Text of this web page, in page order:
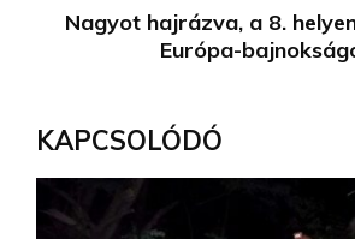
Nagyot hajrázva, a 8.
Európa-
KAPCSOLÓDÓ